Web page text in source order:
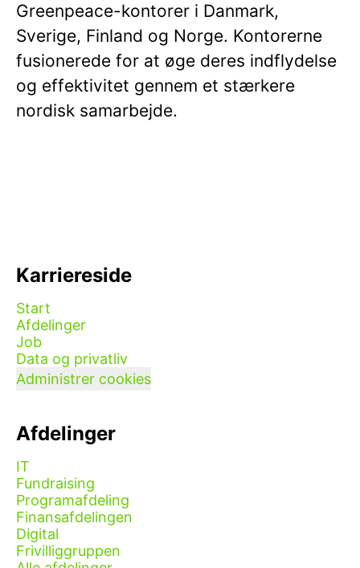
Greenpeace-kontorer i Danmark,
Sverige, Finland og Norge. Kontorerne
fusionerede for at øge deres indflydelse
og effektivitet gennem et stærkere
nordisk samarbejde.
Karriereside
Start
Afdelinger
Job
Data og privatliv
Administrer cookies
Afdelinger
IT
Fundraising
Programafdeling
Finansafdelingen
Digital
Frivilliggruppen